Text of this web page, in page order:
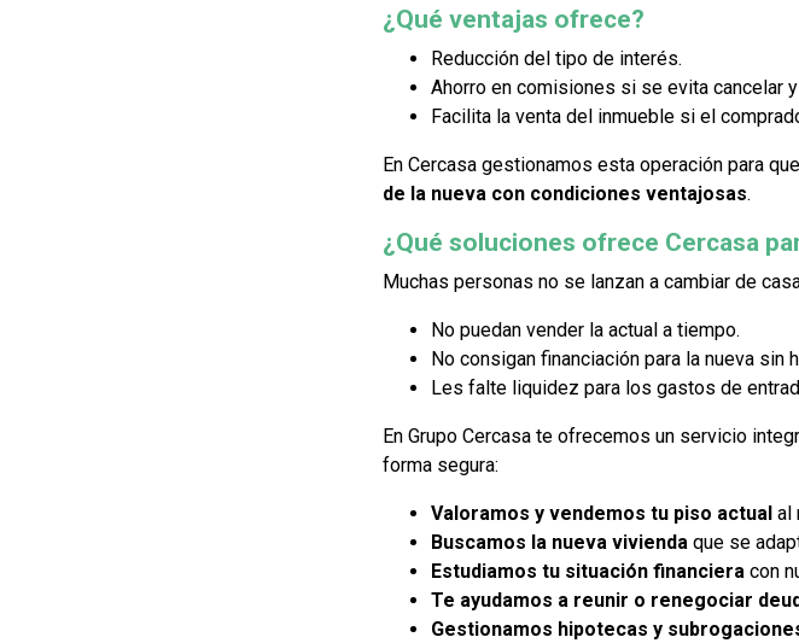
¿Qué ventajas ofrece?
Reducción del tipo de interés.
Ahorro en comisiones si se evita cancelar
Facilita la venta del inmueble si el
En Cercasa gestionamos esta operación para
de la nueva con condiciones ventajosas.
¿Qué soluciones ofrece Cercasa
Muchas personas no se lanzan a cambiar de
No puedan vender la actual a tiempo.
No consigan financiación para la nueva sin
Les falte liquidez para los gastos de
En Grupo Cercasa te ofrecemos un servicio
forma segura:
Valoramos y vendemos tu piso actual al
Buscamos la nueva vivienda que se
Estudiamos tu situación financiera con
Te ayudamos a reunir o renegociar
Gestionamos hipotecas y